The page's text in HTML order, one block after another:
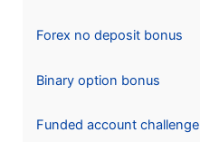
Forex no deposit bonus
Binary option bonus
Funded account challenge